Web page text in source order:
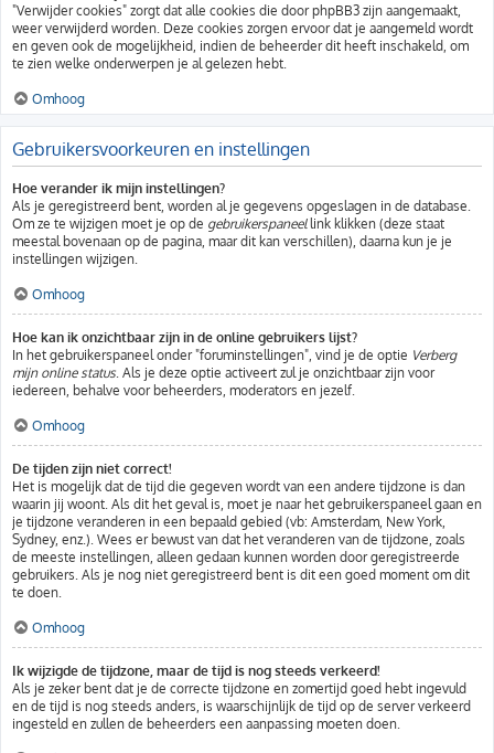
"Verwijder cookies" zorgt dat alle cookies die door phpBB3 zijn aangemaakt,
weer verwijderd worden. Deze cookies zorgen ervoor dat je aangemeld wordt
en geven ook de mogelijkheid, indien de beheerder dit heeft inschakeld, om
te zien welke onderwerpen je al gelezen hebt.
Omhoog
Gebruikersvoorkeuren en instellingen
Hoe verander ik mijn instellingen?
Als je geregistreerd bent, worden al je gegevens opgeslagen in de database.
Om ze te wijzigen moet je op de gebruikerspaneellink klikken (deze staat
meestal bovenaan op de pagina, maar dit kan verschillen), daarna kun je je
instellingen wijzigen.
Omhoog
Hoe kan ik onzichtbaar zijn in de online gebruikers lijst?
In het gebruikerspaneel onder "foruminstellingen", vind je de optie Verberg
mijn online status. Als je deze optie activeert zul je onzichtbaar zijn voor
iedereen, behalve voor beheerders, moderators en jezelf.
Omhoog
De tijden zijn niet correct!
Het is mogelijk dat de tijd die gegeven wordt van een andere tijdzone is dan
waarin jij woont. Als dit het geval is, moet je naar het gebruikerspaneel gaan en
je tijdzone veranderen in een bepaald gebied (vb: Amsterdam, New York,
Sydney, enz.). Wees er bewust van dat het veranderen van de tijdzone, zoals
de meeste instellingen, alleen gedaan kunnen worden door geregistreerde
gebruikers. Als je nog niet geregistreerd bent is dit een goed moment om dit
te doen.
Omhoog
Ik wijzigde de tijdzone, maar de tijd is nog steeds verkeerd!
Als je zeker bent dat je de correcte tijdzone en zomertijd goed hebt ingevuld
en de tijd is nog steeds anders, is waarschijnlijk de tijd op de server verkeerd
ingesteld en zullen de beheerders een aanpassing moeten doen.